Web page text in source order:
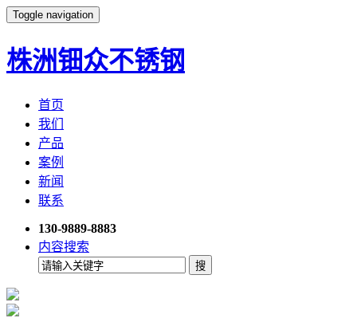
Toggle navigation
株洲钿众不锈钢
首页
我们
产品
案例
新闻
联系
130-9889-8883
内容搜索